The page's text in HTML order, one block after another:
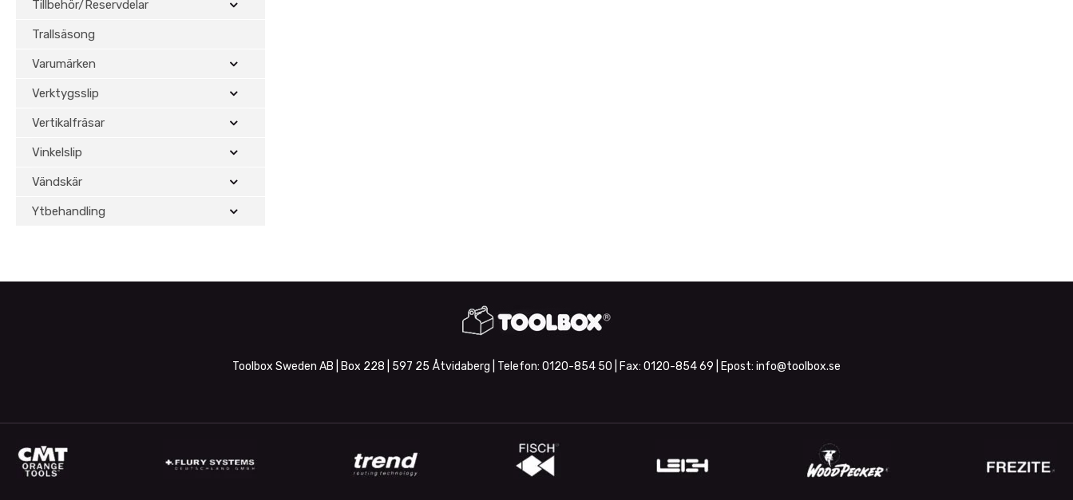
Tillbehör/Reservdelar
Trallsäsong
Varumärken
Verktygsslip
Vertikalfräsar
Vinkelslip
Vändskär
Ytbehandling
Toolbox Sweden AB | Box 228 | 597 25 Åtvidaberg | Telefon: 0120-854 50 | Fax: 0120-854 69 | Epost: info@toolbox.se